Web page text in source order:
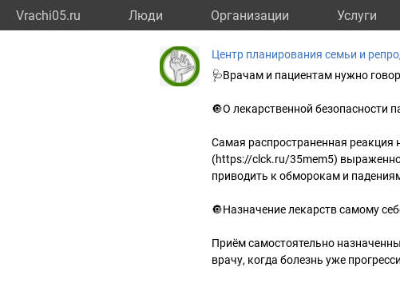
Vrachi05.ru Люди Организации Услуги
Центр планирования семьи и
🩺Врачам и пациентам нужно
🔘О лекарственной безопасности
Самая распространенная реакция
(https://clck.ru/35mem5)
приводить к обморокам и
🔘Назначение лекарств самому
Приём самостоятельно
врачу, когда болезнь уже